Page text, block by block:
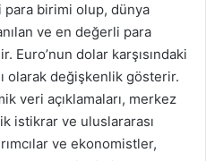
para birimi olup, dünya
ve en değerli para
dolar karşısındaki
olarak değişkenlik gösterir.
veri açıklamaları, merkez
istikrar ve uluslararası
ve ekonomistler,